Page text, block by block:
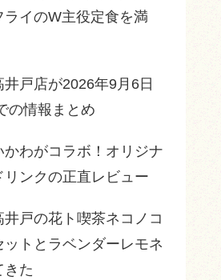
ライのW主役定食を満
戸店が2026年9月6日
の情報まとめ
かわがコラボ！オリジナ
リンクの正直レビュー
戸の花ト喫茶ネコノコ
トとラベンダーレモネ
きた